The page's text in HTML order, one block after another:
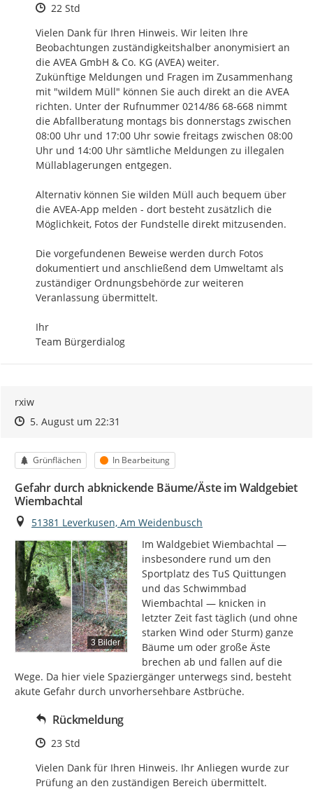
Zeitpunkt des Erstellens
22 Std
Vielen Dank für Ihren Hinweis. Wir leiten Ihre
Beobachtungen zuständigkeitshalber anonymisiert an
die AVEA GmbH & Co. KG (AVEA) weiter.
Zukünftige Meldungen und Fragen im Zusammenhang
mit "wildem Müll" können Sie auch direkt an die AVEA
richten. Unter der Rufnummer 0214/86 68-668 nimmt
die Abfallberatung montags bis donnerstags zwischen
08:00 Uhr und 17:00 Uhr sowie freitags zwischen 08:00
Uhr und 14:00 Uhr sämtliche Meldungen zu illegalen
Müllablagerungen entgegen.
Alternativ können Sie wilden Müll auch bequem über
die AVEA-App melden - dort besteht zusätzlich die
Möglichkeit, Fotos der Fundstelle direkt mitzusenden.
Die vorgefundenen Beweise werden durch Fotos
dokumentiert und anschließend dem Umweltamt als
zuständiger Ordnungsbehörde zur weiteren
Veranlassung übermittelt.
Ihr
Team Bürgerdialog
rxiw
Zeitpunkt des Erstellens
Zeitpunkt des Erstellens
5. August um 22:31
Kategorie
Grünflächen Status
In Bearbeitung
Gefahr durch abknickende Bäume/Äste im Waldgebiet
Wiembachtal
Ort
51381 Leverkusen, Am Weidenbusch
3 Bilder
Im Waldgebiet Wiembachtal —
insbesondere rund um den
Sportplatz des TuS Quittungen
und das Schwimmbad
Wiembachtal — knicken in
letzter Zeit fast täglich (und ohne
starken Wind oder Sturm) ganze
Bäume um oder große Äste
brechen ab und fallen auf die
Wege. Da hier viele Spaziergänger unterwegs sind, besteht
akute Gefahr durch unvorhersehbare Astbrüche.
Rückmeldung
Zeitpunkt des Erstellens
23 Std
Vielen Dank für Ihren Hinweis. Ihr Anliegen wurde zur
Prüfung an den zuständigen Bereich übermittelt.